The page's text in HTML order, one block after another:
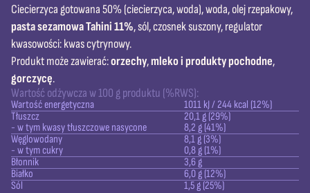
Ciecierzyca gotowana 50% (ciecierzyca, woda), woda, olej rzepakowy,
pasta sezamowa Tahini 11%, sól, czosnek suszony, regulator
kwasowości: kwas cytrynowy.
Produkt może zawierać:orzechy,mleko i produkty pochodne,
gorczycę.
Wartość odżywcza w 100 g produktu (%RWS):
Wartość energetyczna
1011 kJ / 244 kcal (12%)
Tłuszcz
20,1 g (29%)
- w tym kwasy tłuszczowe nasycone
8,2 g (41%)
Węglowodany
8,1 g (3%)
- w tym cukry
0,8 g (1%)
Błonnik
3,6 g
Białko
6,0 g (12%)
Sól
1,5 g (25%)